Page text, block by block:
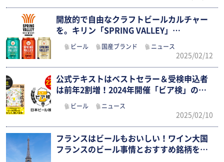
開放的で自由なクラフトビールカルチャー
を。キリン「SPRING VALLEY」…
ビール 国産ブランド ニュース
2025/02/12
公式テキストはベストセラー＆受検申込者
は前年2割増！2024年開催「ビア検」の…
ビール ニュース
2025/02/10
フランスはビールもおいしい！ワイン大国
フランスのビール事情とおすすめ銘柄をチ